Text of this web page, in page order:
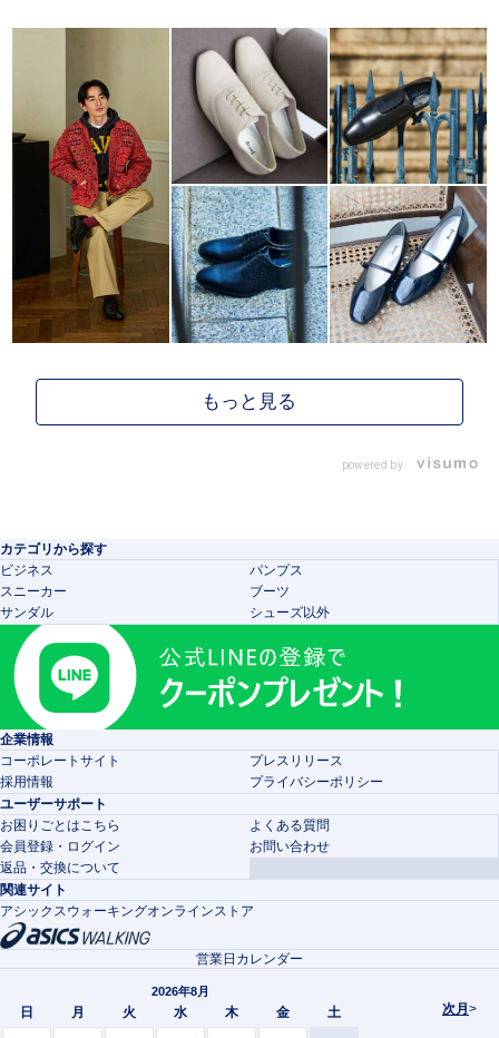
powered by
カテゴリから探す
ビジネス
パンプス
スニーカー
ブーツ
サンダル
シューズ以外
企業情報
コーポレートサイト
プレスリリース
採用情報
プライバシーポリシー
ユーザーサポート
お困りごとはこちら
よくある質問
会員登録・ログイン
お問い合わせ
返品・交換について
関連サイト
アシックスウォーキングオンラインストア
次月 >
営業日カレンダー
2026年8月
日 月 火 水 木 金 土